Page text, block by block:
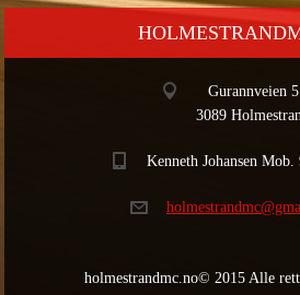
Gurannveien 5
3089
Kenneth Johansen Mob.
holmestrandmc@gm
holmestrandmc.no© 2015 Alle